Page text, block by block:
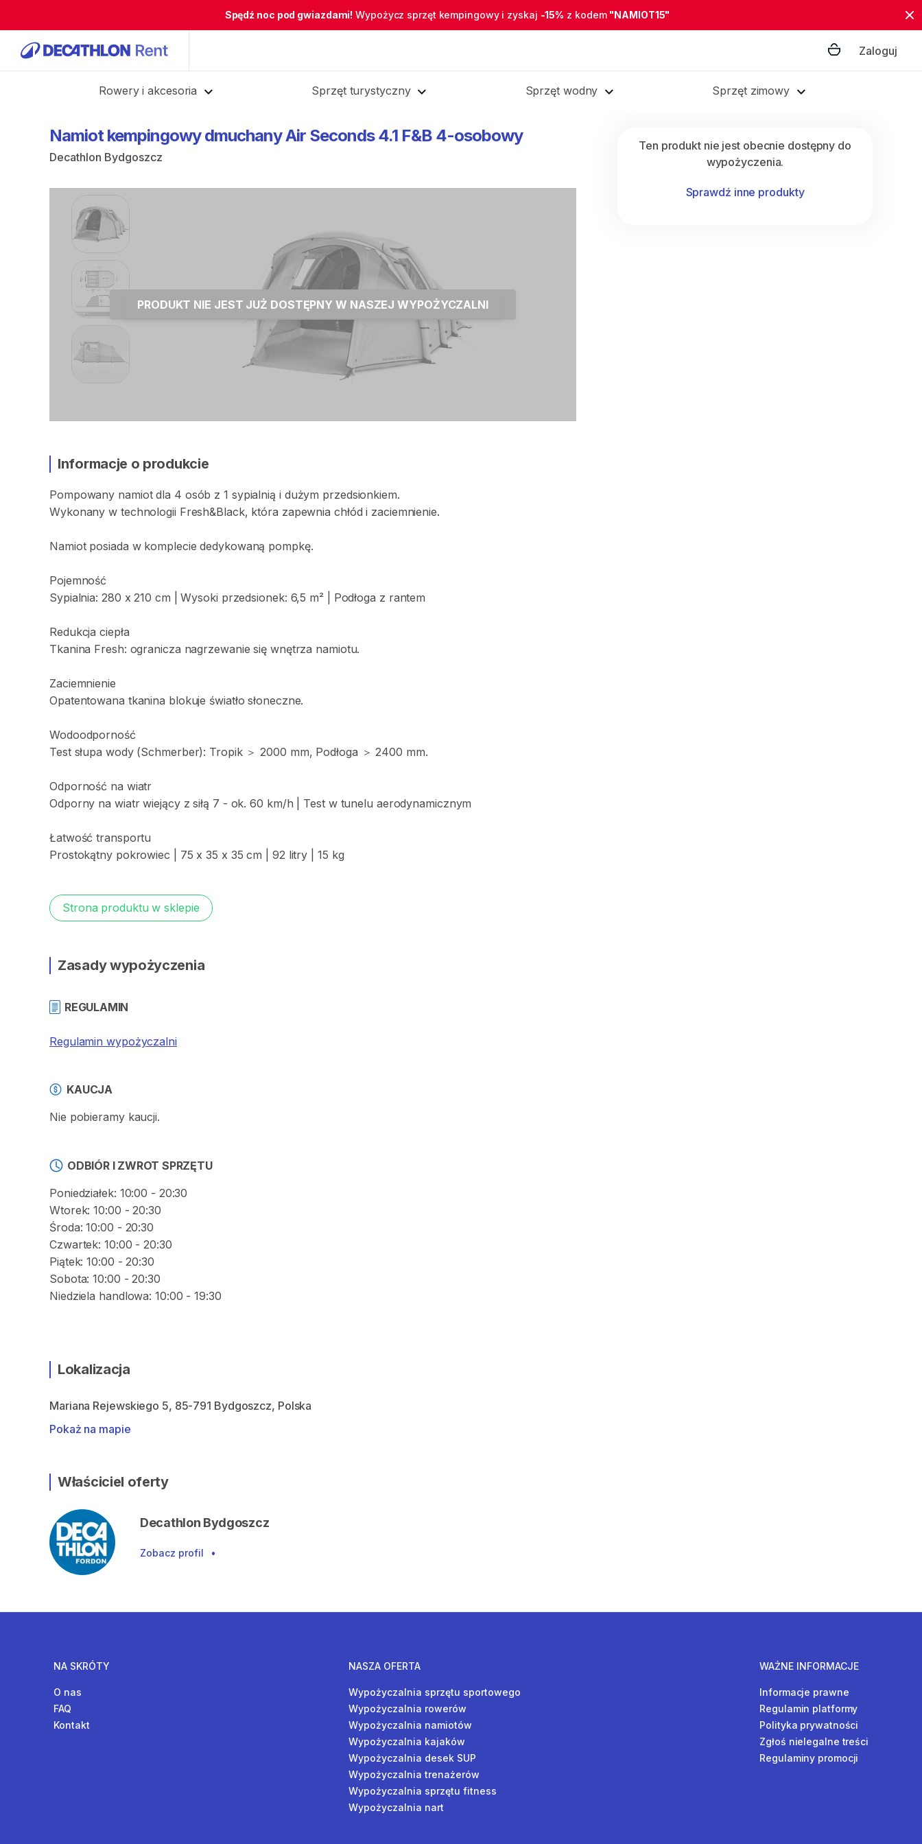
Spędź noc pod gwiazdami! Wypożycz sprzęt kempingowy i zyskaj -15% z kodem "NAMIOT15"
Zaloguj
Rowery i akcesoria Sprzęt turystyczny Sprzęt wodny Sprzęt zimowy
Namiot kempingowy dmuchanyAir Seconds 4.1 F&B 4-osobowy
Decathlon Bydgoszcz
PRODUKT NIE JEST JUŻ DOSTĘPNY W NASZEJ WYPOŻYCZALNI
Informacje o produkcie
Pompowany namiot dla 4 osób z 1 sypialnią i dużym przedsionkiem.
Wykonany w technologii Fresh&Black​​,​ która zapewnia chłód i zaciemnienie.
Namiot posiada w komplecie dedykowaną pompkę.
Pojemność
Sypialnia: 280 x 210 cm Wysoki przedsionek: 6​,​5 m² Podłoga z rantem
Redukcja ciepła
Tkanina Fresh: ogranicza nagrzewanie się wnętrza namiotu.
Zaciemnienie
Opatentowana tkanina blokuje światło słoneczne.
Wodoodporność
Test słupa wody (Schmerber): Tropik ＞ 2000 mm​,​ Podłoga ＞ 2400 mm.
Odporność na wiatr
Odporny na wiatr wiejący z siłą 7 - ok. 60 km​/​h Test w tunelu aerodynamicznym
Łatwość transportu
Prostokątny pokrowiec 75 x 35 x 35 cm 92 litry 15 kg
Strona produktu w sklepie
Zasady wypożyczenia
REGULAMIN
Regulamin wypożyczalni
KAUCJA
Nie pobieramy kaucji.
ODBIÓR I ZWROT SPRZĘTU
Poniedziałek: 10:00 - 20:30
Wtorek: 10:00 - 20:30
Środa: 10:00 - 20:30
Czwartek: 10:00 - 20:30
Piątek: 10:00 - 20:30
Sobota: 10:00 - 20:30
Niedziela handlowa: 10:00 - 19:30
Lokalizacja
Mariana Rejewskiego 5, 85-791 Bydgoszcz, Polska
Pokaż na mapie
Właściciel oferty
Decathlon Bydgoszcz
Zobacz profil •
Ten produkt nie jest obecnie dostępny do
wypożyczenia.
Sprawdź inne produkty
NA SKRÓTY
O nas
FAQ
Kontakt
NASZA OFERTA
Wypożyczalnia sprzętu sportowego
Wypożyczalnia rowerów
Wypożyczalnia namiotów
Wypożyczalnia kajaków
Wypożyczalnia desek SUP
Wypożyczalnia trenażerów
Wypożyczalnia sprzętu fitness
Wypożyczalnia nart
WAŻNE INFORMACJE
Informacje prawne
Regulamin platformy
Polityka prywatności
Zgłoś nielegalne treści
Regulaminy promocji